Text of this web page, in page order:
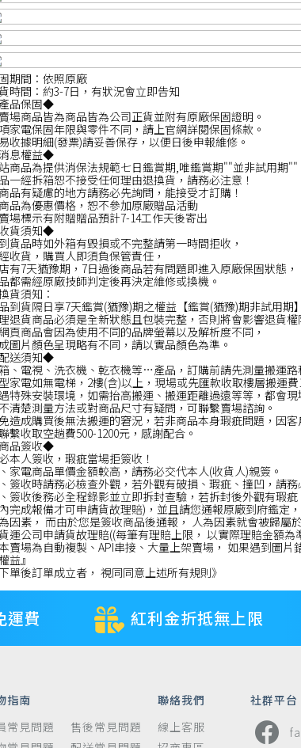
期間：依照原廠
時間：約3-7日，有狀況會立即告知
品保固◆
場商品皆為商品皆為公司正貨並附有原廠保固證明。
家電保固年限與零件不同，請上官網詳閱保固條款。
收據明細(發票)請妥善保存，以便日後申報維修。
息權益◆
商品為提供消保法規範七日鑑賞期,唯鑑賞期""並非試用期""
一經拆箱恕不接受任何理由退換貨，請務必注意！
品有疑慮的地方請務必先詢問，能接受才訂購！
品為優惠價格，恕不參加原廠贈品活動
場標示有附贈贈品預計7-14工作天後寄出
貨須知◆
貨品時如外箱有毀損或不完整請第一時間拒收，
收貨，購買人即須負保管責任，
有7天猶豫期，7日過後商品若有問題即進入原廠保固狀態，
都需經原廠技師判定後再決定維修或換機。
貨須知：
到貨隔日享7天鑑賞(猶豫)期之權益【鑑賞(猶豫)期非試用期
退貨商品必須是全新狀態且包裝完整，否則將會影響退貨權
頁商品會因為使用不同的品牌螢幕以及解析度不同，
圖片顏色呈現略有不同，請以實品顏色為準。
送須知◆
、電視、洗衣機、乾衣機等…產品，訂購前請先測量搬運
家電如無電梯，2樓(含)以上，現場或先匯款收取樓層搬運費
特殊安裝環境，如需抬高搬運、搬運距離過遠等等，都會現
清楚測量方法或對商品尺寸有疑問，可聯繫賣場諮詢。
造成購買後無法搬運的窘況，若非商品本身瑕疵問題，因
繫收取空趟費500-1200元，感謝配合。
品簽收◆
本人簽收，瑕疵當場拒簽收！
家電商品單價金額較高，請務必交代本人(收貨人)親簽。
簽收時請務必檢查外觀，若外觀有破損、瑕疵、撞凹，請
簽收後務必全程錄影並立即拆封查驗，若拆封後外觀有瑕
完成報備才可申請貨故理賠)，並且請您通報原廠到府鑑定
因素， 而由於您是簽收商品後通報， 人為因素就會被歸屬
運公司申請貨故理賠((每筆有理賠上限， 以實際理賠金額為
本賣場為自動複製、API串接、大量上架賣場， 如果遇到圖
益』
下單後訂單成立者， 視同同意上述所有規則》
運費 紅利金折抵無上限
指南
常見問題
售後常見問題
聯絡我們
線上客服
社群平台